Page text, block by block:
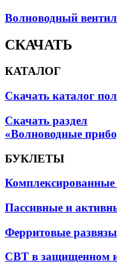
Волноводный
СКАЧАТЬ
КАТАЛОГ
Скачать каталог
Скачать раздел
«Волноводные
БУКЛЕТЫ
Пассивные и
Ферритовые
СВТ в защищенном